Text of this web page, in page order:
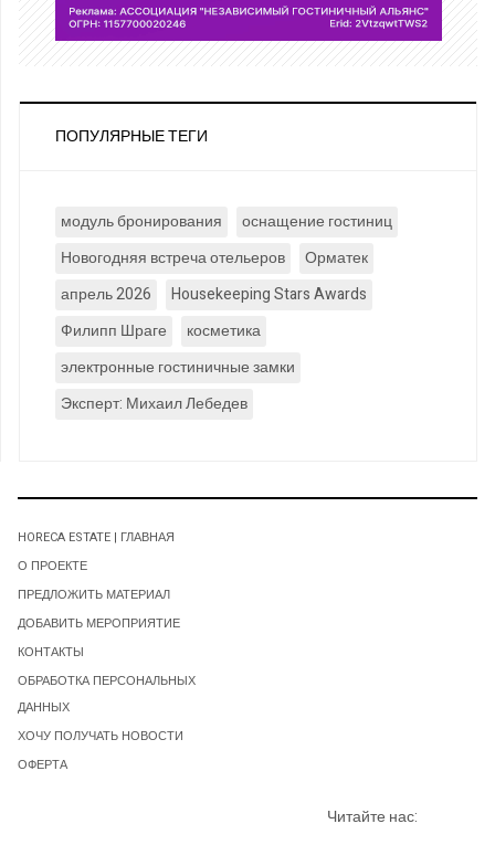
ПОПУЛЯРНЫЕ ТЕГИ
модуль бронирования
оснащение гостиниц
Новогодняя встреча отельеров
Орматек
апрель 2026
Housekeeping Stars Awards
Филипп Шраге
косметика
электронные гостиничные замки
Эксперт: Михаил Лебедев
HORECA ESTATE | ГЛАВНАЯ
О ПРОЕКТЕ
ПРЕДЛОЖИТЬ МАТЕРИАЛ
ДОБАВИТЬ МЕРОПРИЯТИЕ
КОНТАКТЫ
ОБРАБОТКА ПЕРСОНАЛЬНЫХ
ДАННЫХ
ХОЧУ ПОЛУЧАТЬ НОВОСТИ
ОФЕРТА
Читайте нас: